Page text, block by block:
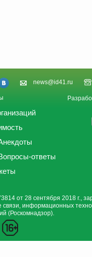
news@id41.ru
ответы
от 28 сентября 2018 г.,
информационных
(Роскомнадзор).